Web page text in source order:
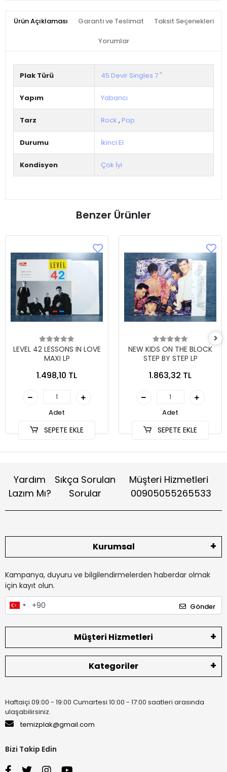
Ürün Açıklaması Garanti ve Teslimat Taksit Seçenekleri
Yorumlar
Plak Türü 45 Devir Singles 7 "
Yapım Yabancı
Tarz Rock , Pop
Durumu İkinci El
Kondisyon Çok İyi
Benzer Ürünler
LEVEL 42 LESSONS IN LOVE
MAXI LP
1.498,10 TL
Adet
SEPETE EKLE
NEW KIDS ON THE BLOCK
STEP BY STEP LP
1.863,32 TL
Adet
SEPETE EKLE
Yardım
Lazım Mı?
Sıkça Sorulan
Sorular
Müşteri Hizmetleri
00905055265533
Kurumsal
Kampanya, duyuru ve bilgilendirmelerden haberdar olmak
için kayıt olun.
Gönder
Müşteri Hizmetleri
Kategoriler
Haftaiçi 09:00 - 19:00 Cumartesi 10:00 - 17:00 saatleri arasında
ulaşabilirsiniz.
temizplak@gmail.com
Bizi Takip Edin